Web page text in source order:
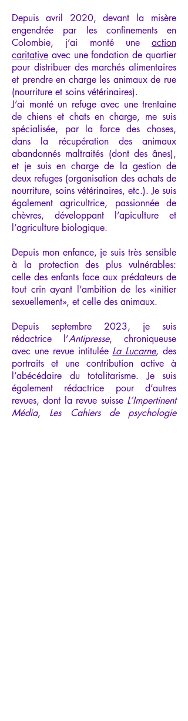
Depuis avril 2020, devant la misère
engendrée par les confinements en
Colombie, j’ai monté une action
caritative avec une fondation de quartier
pour distribuer des marchés alimentaires
et prendre en charge les animaux de rue
(nourriture et soins vétérinaires).
J’ai monté un refuge avec une trentaine
de chiens et chats en charge, me suis
spécialisée, par la force des choses,
dans la récupération des animaux
abandonnés maltraités (dont des ânes),
et je suis en charge de la gestion de
deux refuges (organisation des achats de
nourriture, soins vétérinaires, etc.). Je suis
également agricultrice, passionnée de
chèvres, développant l’apiculture et
l’agriculture biologique.
Depuis mon enfance, je suis très sensible
à la protection des plus vulnérables:
celle des enfants face aux prédateurs de
tout crin ayant l’ambition de les «initier
sexuellement», et celle des animaux.
Depuis septembre 2023, je suis
rédactrice l’Antipresse, chroniqueuse
avec une revue intitulée La Lucarne, des
portraits et une contribution active à
l’abécédaire du totalitarisme. Je suis
également rédactrice pour d’autres
revues, dont la revue suisse L’Impertinent
Média, Les Cahiers de psychologie